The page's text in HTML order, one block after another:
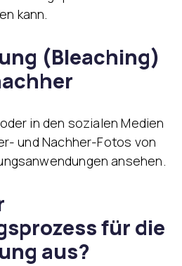
kann.
(Bleaching)
in den sozialen Medien
und Nachher-Fotos von
ansehen.
für die
aus?